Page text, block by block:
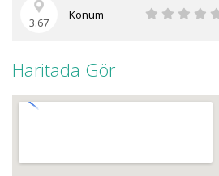
3.67
Konum
Haritada Gör